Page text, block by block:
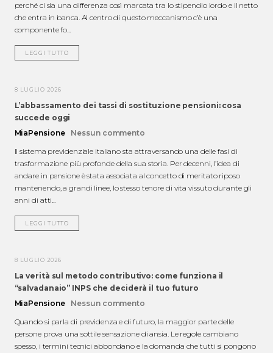
perché ci sia una differenza così marcata tra lo stipendio lordo e il netto
che entra in banca. Al centro di questo meccanismo c’è una
componente fo...
LEGGI TUTTO
8 LUGLIO 2026
L’abbassamento dei tassi di sostituzione pensioni: cosa
succede oggi
MiaPensione
Nessun commento
Il sistema previdenziale italiano sta attraversando una delle fasi di
trasformazione più profonde della sua storia. Per decenni, l’idea di
andare in pensione è stata associata al concetto di meritato riposo
mantenendo, a grandi linee, lo stesso tenore di vita vissuto durante gli
anni di atti...
LEGGI TUTTO
8 LUGLIO 2026
La verità sul metodo contributivo: come funziona il
“salvadanaio” INPS che deciderà il tuo futuro
MiaPensione
Nessun commento
Quando si parla di previdenza e di futuro, la maggior parte delle
persone prova una sottile sensazione di ansia. Le regole cambiano
spesso, i termini tecnici abbondano e la domanda che tutti si pongono